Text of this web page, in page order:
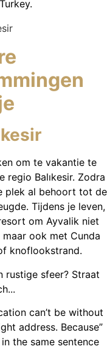
om te vakantie te
regio Balıkesir. Zodra
plek al behoort tot de
Tijdens je leven,
om Ayvalik niet
ook met Cunda
knoflookstrand.
rustige sfeer? Straat
can’t be without
address. Because”
the same sentence